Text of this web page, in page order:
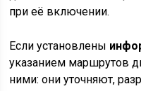
при её включении.
Если установлены
указанием маршрутов
ними: они уточняют,